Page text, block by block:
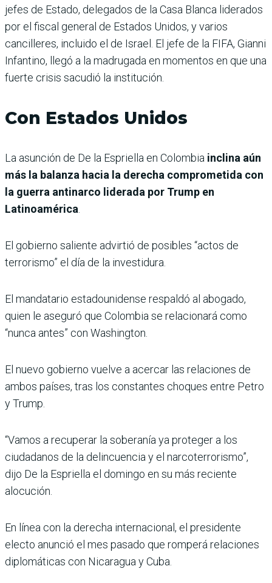
jefes de Estado, delegados de la Casa Blanca liderados
por el fiscal general de Estados Unidos, y varios
cancilleres, incluido el de Israel. El jefe de la FIFA, Gianni
Infantino, llegó a la madrugada en momentos en que una
fuerte crisis sacudió la institución.
Con Estados Unidos
La asunción de De la Espriella en Colombia inclina aún
más la balanza hacia la derecha comprometida con
la guerra antinarco liderada por Trump en
Latinoamérica.
El gobierno saliente advirtió de posibles “actos de
terrorismo” el día de la investidura.
El mandatario estadounidense respaldó al abogado,
quien le aseguró que Colombia se relacionará como
“nunca antes” con Washington.
El nuevo gobierno vuelve a acercar las relaciones de
ambos países, tras los constantes choques entre Petro
y Trump.
“Vamos a recuperar la soberanía ya proteger a los
ciudadanos de la delincuencia y el narcoterrorismo”,
dijo De la Espriella el domingo en su más reciente
alocución.
En línea con la derecha internacional, el presidente
electo anunció el mes pasado que romperá relaciones
diplomáticas con Nicaragua y Cuba.